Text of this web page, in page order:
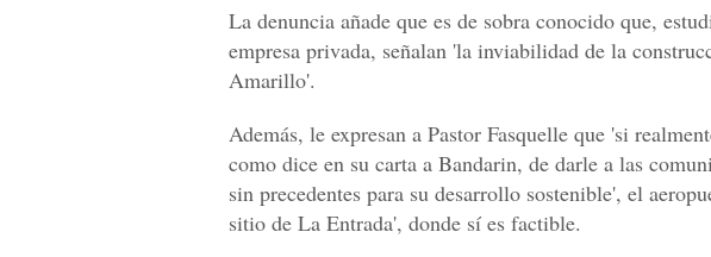
La denuncia añade que es de sobra conocido que,
empresa privada, señalan 'la inviabilidad de la
Amarillo'.
Además, le expresan a Pastor Fasquelle que 'si
como dice en su carta a Bandarin, de darle a las
sin precedentes para su desarrollo sostenible', el
sitio de La Entrada', donde sí es factible.